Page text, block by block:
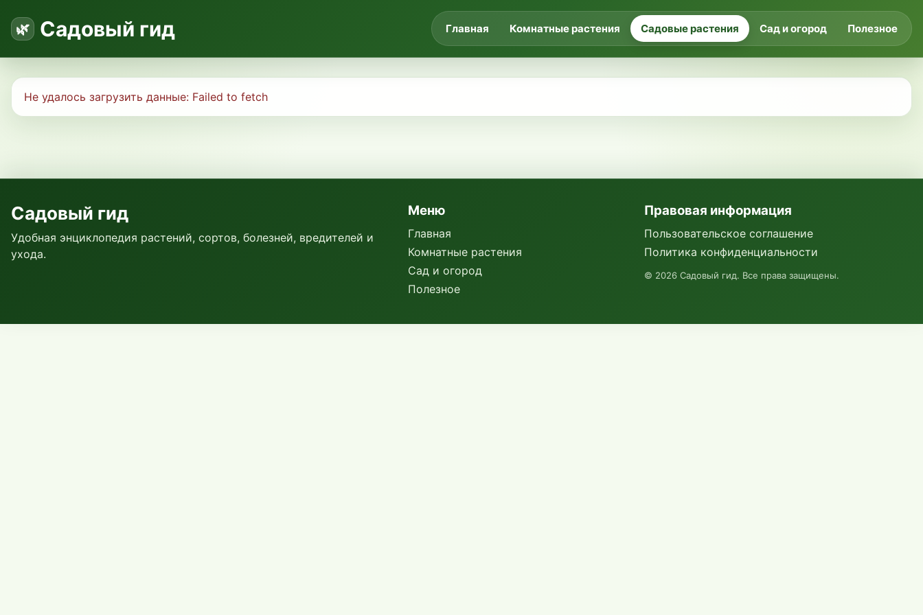
Садовый гид Главная Комнатные растения Садовые растения Сад и огород Полезное
Не удалось загрузить данные: Failed to fetch
Садовый гид
Удобная энциклопедия растений, сортов, болезней, вредителей и
ухода.
Меню
Главная
Комнатные растения
Сад и огород
Полезное
Правовая информация
Пользовательское соглашение
Политика конфиденциальности
© 2026 Садовый гид. Все права защищены.